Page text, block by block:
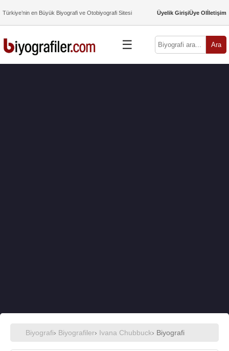
Türkiye’nin en Büyük Biyografi ve Otobiyografi Sitesi Üyelik GirişiÜye Olİletişim
☰ Ara
Biyografi› Biyografiler› Ivana Chubbuck› Biyografi